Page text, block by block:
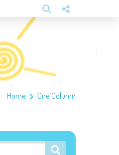
Home One Column